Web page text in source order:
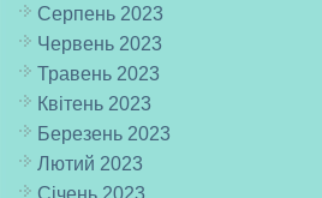
Серпень 2023
Червень 2023
Травень 2023
Квітень 2023
Березень 2023
Лютий 2023
Січень 2023